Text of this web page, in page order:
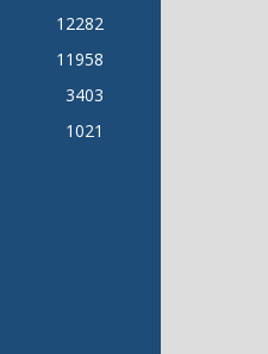
12282
11958
3403
1021